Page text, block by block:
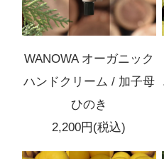
WANOWA オーガニック
ハンドクリーム / 加子母
ひのき
2,200円(税込)